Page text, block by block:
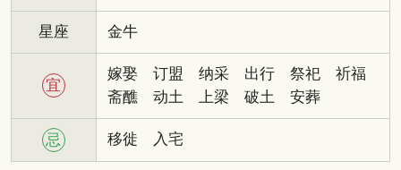
星座 金牛
宜
嫁娶 订盟 纳采 出行 祭祀
祈福
斋醮
动土 上梁 破土 安葬
忌 移徙 入宅